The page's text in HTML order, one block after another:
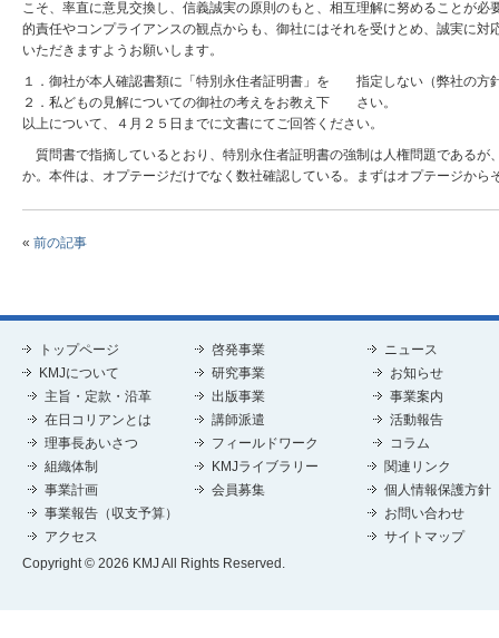
こそ、率直に意見交換し、信義誠実の原則のもと、相互理解に努めることが
的責任やコンプライアンスの観点からも、御社にはそれを受けとめ、誠実に
いただきますようお願いします。
１．御社が本人確認書類に「特別永住者証明書」を 指定しない（弊社の
２．私どもの見解についての御社の考えをお教え下 さい。
以上について、４月２５日までに文書にてご回答ください。
質問書で指摘しているとおり、特別永住者証明書の強制は人権問題である
か。本件は、オプテージだけでなく数社確認している。まずはオプテージから
« 前の記事
トップページ
KMJについて
主旨・定款・沿革
在日コリアンとは
理事長あいさつ
組織体制
事業計画
事業報告（収支予算）
アクセス
啓発事業
研究事業
出版事業
講師派遣
フィールドワーク
KMJライブラリー
会員募集
ニュース
お知らせ
事業案内
活動報告
コラム
関連リンク
個人情報保護方針
お問い合わせ
サイトマップ
Copyright © 2026 KMJ All Rights Reserved.